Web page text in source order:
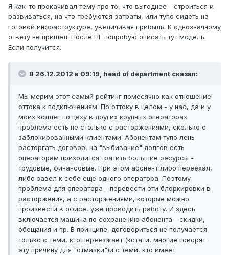
Я как-то прокачивал тему про то, что выгоднее - строиться и
развиваться, на что требуются затраты, или тупо сидеть на
готовой инфраструктуре, увеличивая прибыль. К однозначному
ответу не пришел. После НГ попробую описать тут модель.
Если получится.
В 26.12.2012 в 09:19, head of department сказал:
Мы мерим этот самый рейтинг помесячно как отношение
оттока к подключениям. По оттоку в целом - у нас, да и у
моих коллег по цеху в других крупных операторах
проблема есть не столько с расторжениями, сколько с
заблокированными клиентами. Абонентам тупо лень
расторгать договор, на "выбивание" долгов есть
операторам приходится тратить большие ресурсы -
трудовые, финансовые. При этом абонент либо переехал,
либо завел к себе еще одного оператора. Поэтому
проблема для оператора - перевести эти блоркировки в
расторжения, а с расторжениями, которые можно
произвести в офисе, уже проводить работу. И здесь
включается машина по сохранению абонента - скидки,
обещания и пр. В принципе, договориться не получается
только с теми, кто переезжает (кстати, многие говорят
эту причину для "отмазки")и с теми, кто имеет